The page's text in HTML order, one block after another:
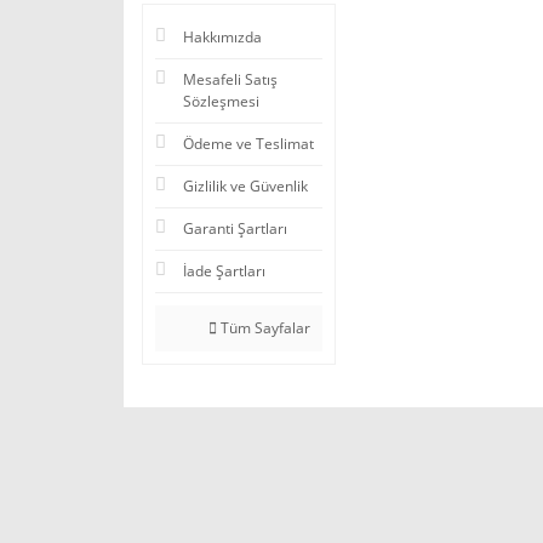
Hakkımızda
Mesafeli Satış
Sözleşmesi
Ödeme ve Teslimat
Gizlilik ve Güvenlik
Garanti Şartları
İade Şartları
Tüm Sayfalar